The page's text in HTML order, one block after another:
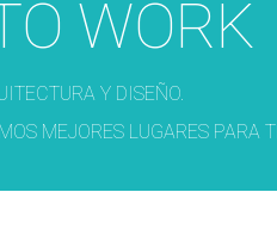
WORK
Y DISEÑO.
MEJORES LUGARES PARA